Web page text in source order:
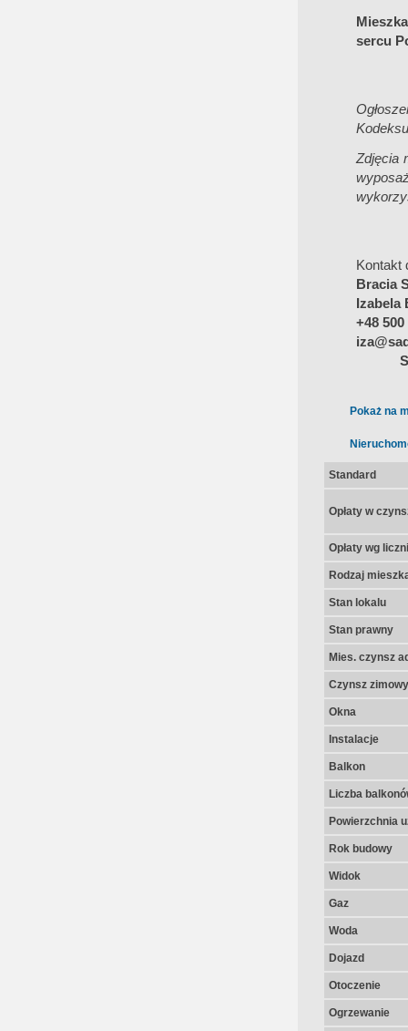
sercu
Zdjęcia
Kontakt
Bracia
Izabela
+48 500
Pokaż na
Standard
Opłaty w
Opłaty wg
Rodzaj
Stan lokalu
Stan prawny
Mies. czynsz
Czynsz zimowy
Okna
Instalacje
Balkon
Liczba
Powierzchnia
Rok budowy
Widok
Gaz
Woda
Dojazd
Otoczenie
Ogrzewanie